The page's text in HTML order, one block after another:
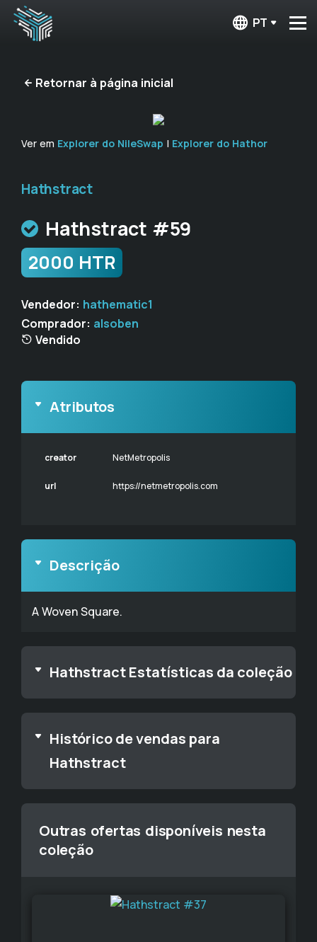
PT
Retornar à página inicial
Ver em Explorer do NileSwap | Explorer do Hathor
Hathstract
Hathstract #59
2000 HTR
Vendedor: hathematic1
Comprador: alsoben
Vendido
Atributos
creator NetMetropolis
url https://netmetropolis.com
Descrição
A Woven Square.
Hathstract Estatísticas da coleção
Histórico de vendas para
Hathstract
Outras ofertas disponíveis nesta
coleção